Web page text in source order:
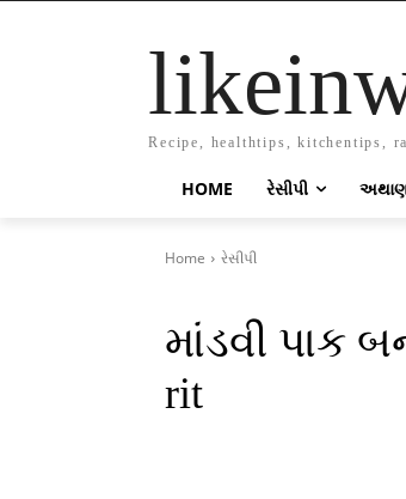
Recipe, healthtips, kitchentips,
HOME રેસીપી
Home રેસીપી
માંડવી પાક
rit